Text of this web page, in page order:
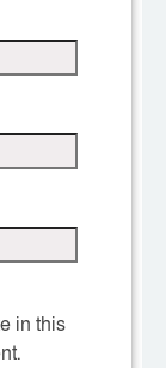
in this